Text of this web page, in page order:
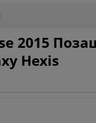
2015
Hexis